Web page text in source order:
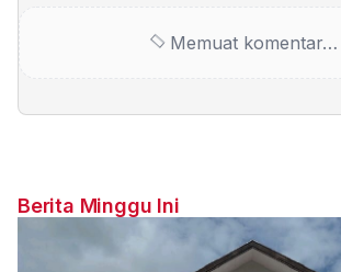
Memuat komentar…
Berita Minggu Ini